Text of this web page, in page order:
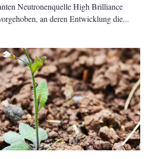
Neutronenquelle High Brilliance
an deren Entwicklung die